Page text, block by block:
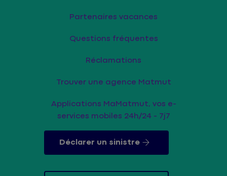
Partenaires vacances
Questions fréquentes
Réclamations
Trouver une agence Matmut
Applications MaMatmut, vos e-
services mobiles 24h/24 - 7j7
Déclarer un sinistre